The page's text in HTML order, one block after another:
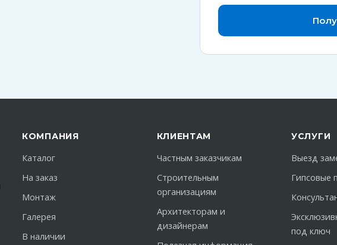
КОМПАНИЯ
Каталог
На заказ
Монтаж
Галерея
В наличии
КЛИЕНТАМ
Частным заказчикам
Строительным
организациям
Архитекторам и
дизайнерам
УСЛУГИ
Выезд
Гипсовые
под ключ